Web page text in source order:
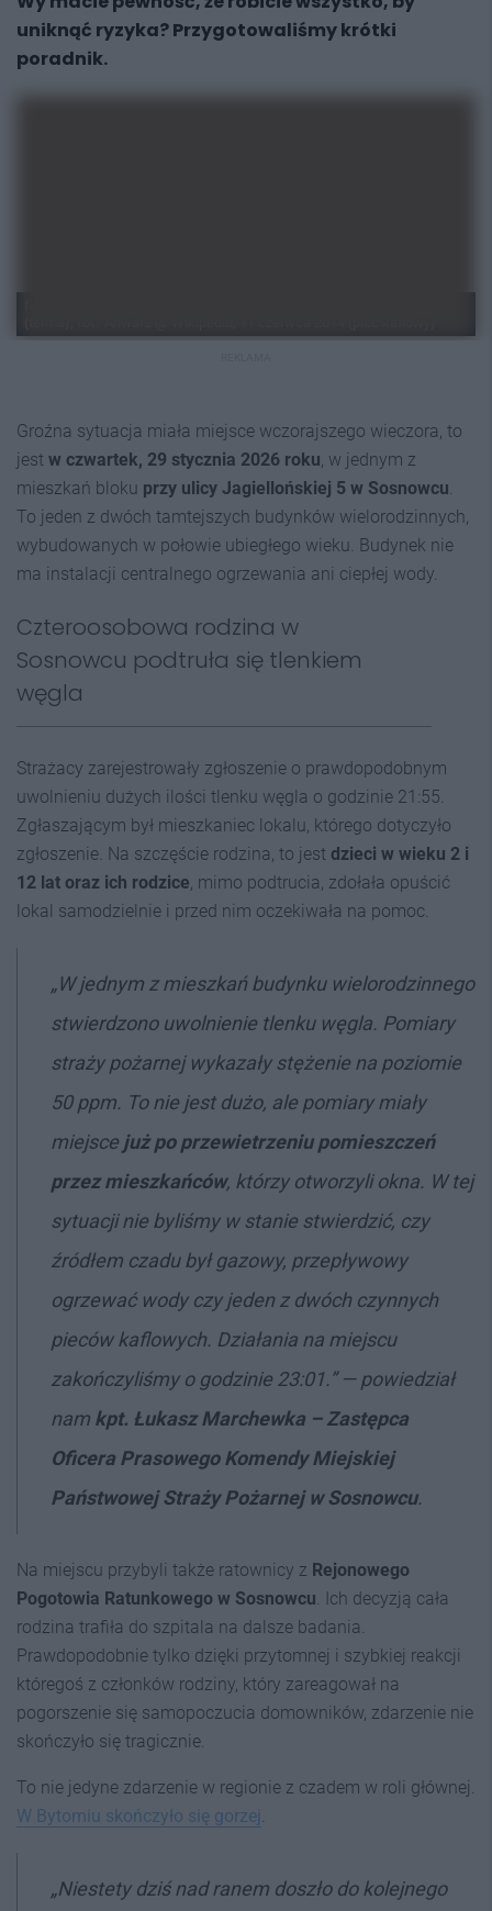
uniknąć ryzyka? Przygotowaliśmy krótki
poradnik.
Groźna sytuacja miała miejsce wczorajszego wieczora, to
jest w czwartek, 29 stycznia 2026 roku , w jednym z
mieszkań bloku przy ulicy Jagiellońskiej 5 w Sosnowcu
To jeden z dwóch tamtejszych budynków wielorodzinnych,
wybudowanych w połowie ubiegłego wieku. Budynek nie
ma instalacji centralnego ogrzewania ani ciepłej wody.
Czteroosobowa rodzina w
Sosnowcu podtruła się tlenkiem
węgla
Strażacy zarejestrowały zgłoszenie o prawdopodobnym
uwolnieniu dużych ilości tlenku węgla o godzinie 21:55.
Zgłaszającym był mieszkaniec lokalu, którego dotyczyło
zgłoszenie. Na szczęście rodzina, to jest dzieci w wieku 2 i
12 lat oraz ich rodzice , mimo podtrucia, zdołała opuścić
lokal samodzielnie i przed nim oczekiwała na pomoc.
„W jednym z mieszkań budynku wielorodzinnego
stwierdzono uwolnienie tlenku węgla. Pomiary
straży pożarnej wykazały stężenie na poziomie
50 ppm. To nie jest dużo, ale pomiary miały
miejsce już po przewietrzeniu pomieszczeń
przez mieszkańców, którzy otworzyli okna. W tej
sytuacji nie byliśmy w stanie stwierdzić, czy
źródłem czadu był gazowy, przepływowy
ogrzewać wody czy jeden z dwóch czynnych
pieców kaflowych. Działania na miejscu
zakończyliśmy o godzinie 23:01.” — powiedział
nam kpt. Łukasz Marchewka – Zastępca
Oficera Prasowego Komendy Miejskiej
Państwowej Straży Pożarnej w Sosnowcu.
Na miejscu przybyli także ratownicy z Rejonowego
Pogotowia Ratunkowego w Sosnowcu . Ich decyzją cała
rodzina trafiła do szpitala na dalsze badania.
Prawdopodobnie tylko dzięki przytomnej i szybkiej reakcji
któregoś z członków rodziny, który zareagował na
pogorszenie się samopoczucia domowników, zdarzenie nie
skończyło się tragicznie.
To nie jedyne zdarzenie w regionie z czadem w roli głównej.
W Bytomiu skończyło się gorzej
„Niestety dziś nad ranem doszło do kolejnego